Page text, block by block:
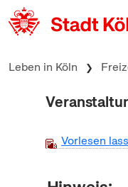
zum Inhalt springen
Leben in Köln
Vorlesen